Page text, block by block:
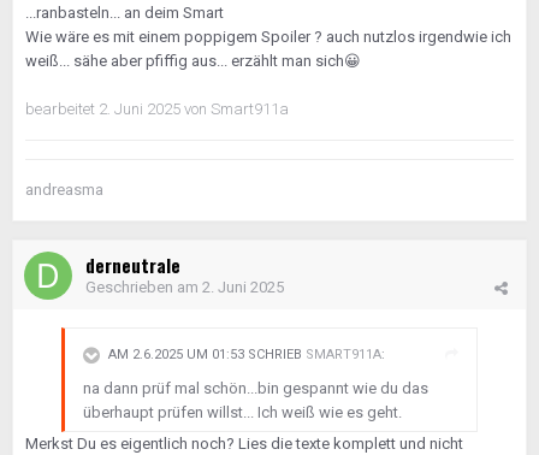
...ranbasteln... an deim Smart
Wie wäre es mit einem poppigem Spoiler ? auch nutzlos irgendwie ich
weiß... sähe aber pfiffig aus... erzählt man sich😀
bearbeitet 2. Juni 2025 von Smart911a
andreasma
derneutrale
Geschrieben am 2. Juni 2025
AM 2.6.2025 UM 01:53 SCHRIEB SMART911A:
na dann prüf mal schön...bin gespannt wie du das
überhaupt prüfen willst... Ich weiß wie es geht.
Merkst Du es eigentlich noch? Lies die texte komplett und nicht